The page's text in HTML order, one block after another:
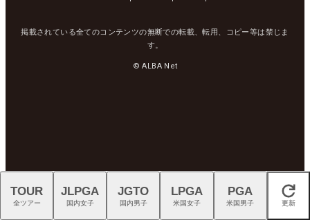
掲載されている全てのコンテンツの無断での転載、転用、コピー等は禁じま
す。
© ALBA Net
閉じる
TOUR
全ツアー
JLPGA
国内女子
JGTO
国内男子
LPGA
米国女子
PGA
米国男子 更新